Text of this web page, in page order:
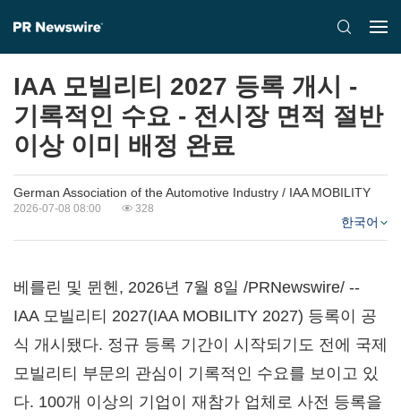
IAA 모빌리티 2027 등록 개시 -
기록적인 수요 - 전시장 면적 절반
이상 이미 배정 완료
German Association of the Automotive Industry / IAA MOBILITY
2026-07-08 08:00 328
한국어
베를린 및 뮌헨, 2026년 7월 8일 /PRNewswire/ --
IAA 모빌리티 2027(IAA MOBILITY 2027) 등록이 공
식 개시됐다. 정규 등록 기간이 시작되기도 전에 국제
모빌리티 부문의 관심이 기록적인 수요를 보이고 있
다. 100개 이상의 기업이 재참가 업체로 사전 등록을